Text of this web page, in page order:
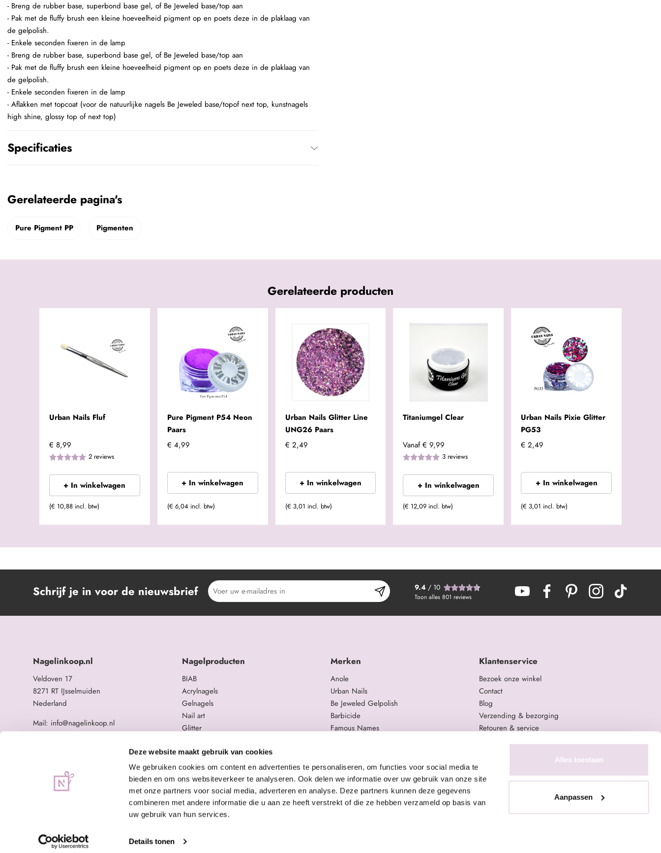
Deze website maakt gebruik van cookies
We gebruiken cookies om content en advertenties te personaliseren, om functies voor social media te
bieden en om ons websiteverkeer te analyseren. Ook delen we informatie over uw gebruik van onze site
met onze partners voor social media, adverteren en analyse. Deze partners kunnen deze gegevens
combineren met andere informatie die u aan ze heeft verstrekt of die ze hebben verzameld op basis van
uw gebruik van hun services.
Details tonen
Alles toestaan
Aanpassen
- Breng de rubber base, superbond base gel, of Be Jeweled base/top aan
- Pak met de fluffy brush een kleine hoeveelheid pigment op en poets deze in de plaklaag van
de gelpolish.
- Enkele seconden fixeren in de lamp
- Breng de rubber base, superbond base gel, of Be Jeweled base/top aan
- Pak met de fluffy brush een kleine hoeveelheid pigment op en poets deze in de plaklaag van
de gelpolish.
- Enkele seconden fixeren in de lamp
- Aflakken met topcoat (voor de natuurlijke nagels Be Jeweled base/topof next top, kunstnagels
high shine, glossy top of next top)
Specificaties
Gerelateerde pagina's
Pure Pigment PP Pigmenten
Gerelateerde producten
Urban Nails Fluf
€ 8,99
2 reviews
+ In winkelwagen
(€ 10,88 incl. btw)
Pure Pigment P54 Neon
Paars
€ 4,99
+ In winkelwagen
(€ 6,04 incl. btw)
Urban Nails Glitter Line
UNG26 Paars
€ 2,49
+ In winkelwagen
(€ 3,01 incl. btw)
Titaniumgel Clear
Vanaf € 9,99
3 reviews
+ In winkelwagen
(€ 12,09 incl. btw)
Urban Nails Pixie Glitter
PG53
€ 2,49
+ In winkelwagen
(€ 3,01 incl. btw)
Schrijf je in voor de nieuwsbrief 9.4/ 10
Toon alles 801 reviews
Nagelinkoop.nl
Veldoven 17
8271 RT IJsselmuiden
Nederland
Mail: info@nagelinkoop.nl
BTW nummer: NL863104678B01
Nagelproducten
BIAB
Acrylnagels
Gelnagels
Nail art
Glitter
Overige nagelproducten
Merken
Anole
Urban Nails
Be Jeweled Gelpolish
Barbicide
Famous Names
Staleks Pro
Klantenservice
Bezoek onze winkel
Contact
Blog
Verzending & bezorging
Retouren & service